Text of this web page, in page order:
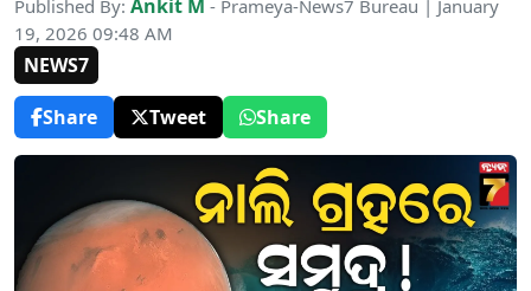
Published By: Ankit M - Prameya-News7 Bureau | January
19, 2026 09:48 AM
NEWS7
Share
Tweet Share